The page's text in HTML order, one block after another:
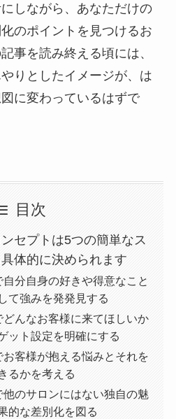
しながら、あなただけの
のポイントを見つけるお
事を読み終える頃には、
りとしたイメージが、は
に変わっているはずで
目次
セプトは5つの簡単なス
体的に決められます
自分自身の好きや得意なこと
て強みを発発見する
どんなお客様に来てほしいか
ット設定を明確にする
お客様が抱える悩みとそれを
るかを考える
他のサロンにはない独自の魅
的な差別化を図る